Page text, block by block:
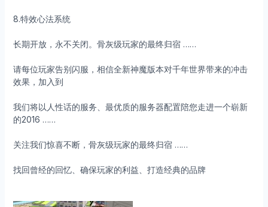
8.特效心法系统
长期开放，永不关闭。骨灰级玩家的最终归宿 ……
请每位玩家告别闪服，相信全新神魔版本对千年世界带来的冲击
效果，加入到
我们将以人性话的服务、最优质的服务器配置陪您走进一个崭新
的2016 ……
关注我们惊喜不断，骨灰级玩家的最终归宿 ……
找回曾经的回忆、确保玩家的利益、打造经典的品牌